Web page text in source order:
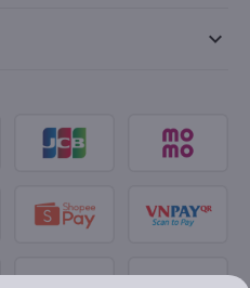
keyboard_arrow_down